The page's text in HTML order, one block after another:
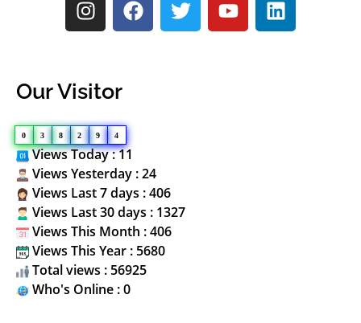
Our Visitor
0 3 8 2 9 4
Views Today : 11
Views Yesterday : 24
Views Last 7 days : 406
Views Last 30 days : 1327
Views This Month : 406
Views This Year : 5680
Total views : 56925
Who's Online : 0